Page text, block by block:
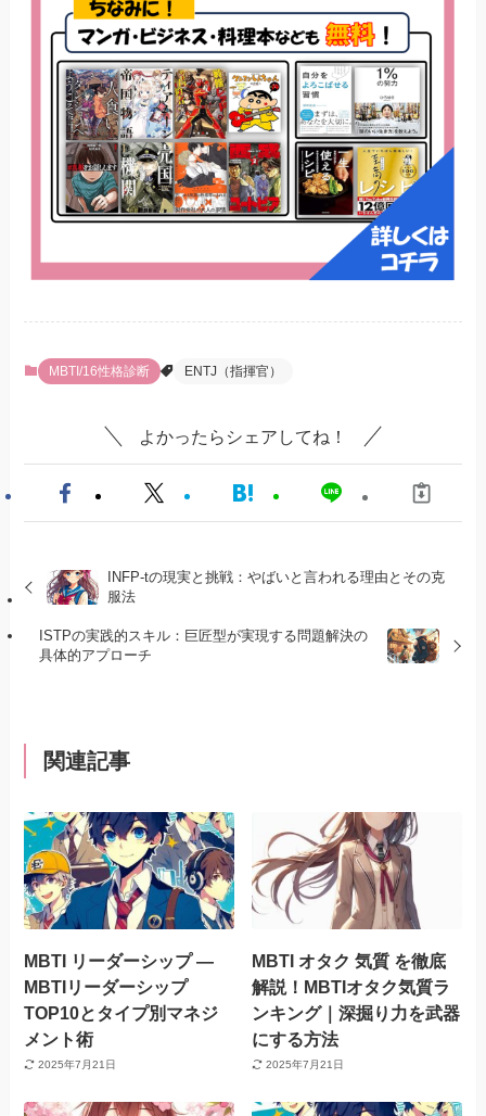
MBTI/16性格診断 ENTJ（指揮官）
よかったらシェアしてね！
INFP-tの現実と挑戦：やばいと言われる理由とその克
服法
ISTPの実践的スキル：巨匠型が実現する問題解決の
具体的アプローチ
関連記事
MBTI リーダーシップ —
MBTIリーダーシップ
TOP10とタイプ別マネジ
メント術
2025年7月21日
MBTI オタク 気質 を徹底
解説！MBTIオタク気質ラ
ンキング｜深掘り力を武器
にする方法
2025年7月21日